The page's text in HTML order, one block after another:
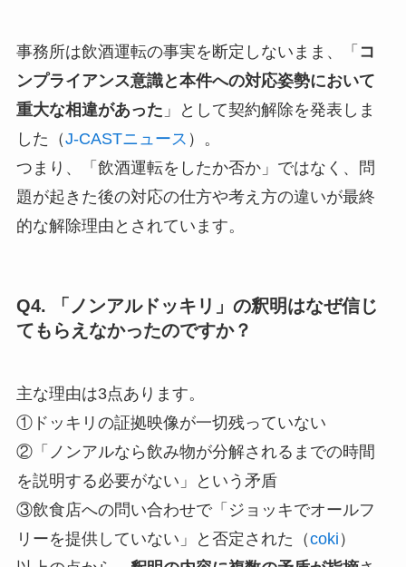
事務所は飲酒運転の事実を断定しないまま、「 コ
ンプライアンス意識と本件への対応姿勢において
重大な相違があった 」として契約解除を発表しま
した（J-CASTニュース ）。
つまり、「飲酒運転をしたか否か」ではなく、問
題が起きた後の対応の仕方や考え方の違いが最終
的な解除理由とされています。
Q4. 「ノンアルドッキリ」の釈明はなぜ信じ
てもらえなかったのですか？
主な理由は3点あります。
①ドッキリの証拠映像が一切残っていない
②「ノンアルなら飲み物が分解されるまでの時間
を説明する必要がない」という矛盾
③飲食店への問い合わせで「ジョッキでオールフ
リーを提供していない」と否定された（coki ）